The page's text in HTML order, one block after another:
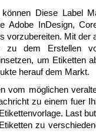
Diese Label
Adobe InDesign,
vorzubereiten. Mit
zu dem Erstellen
um Etiketten
herauf dem Markt.
vom möglichen
zu einem fuer
Last
zu